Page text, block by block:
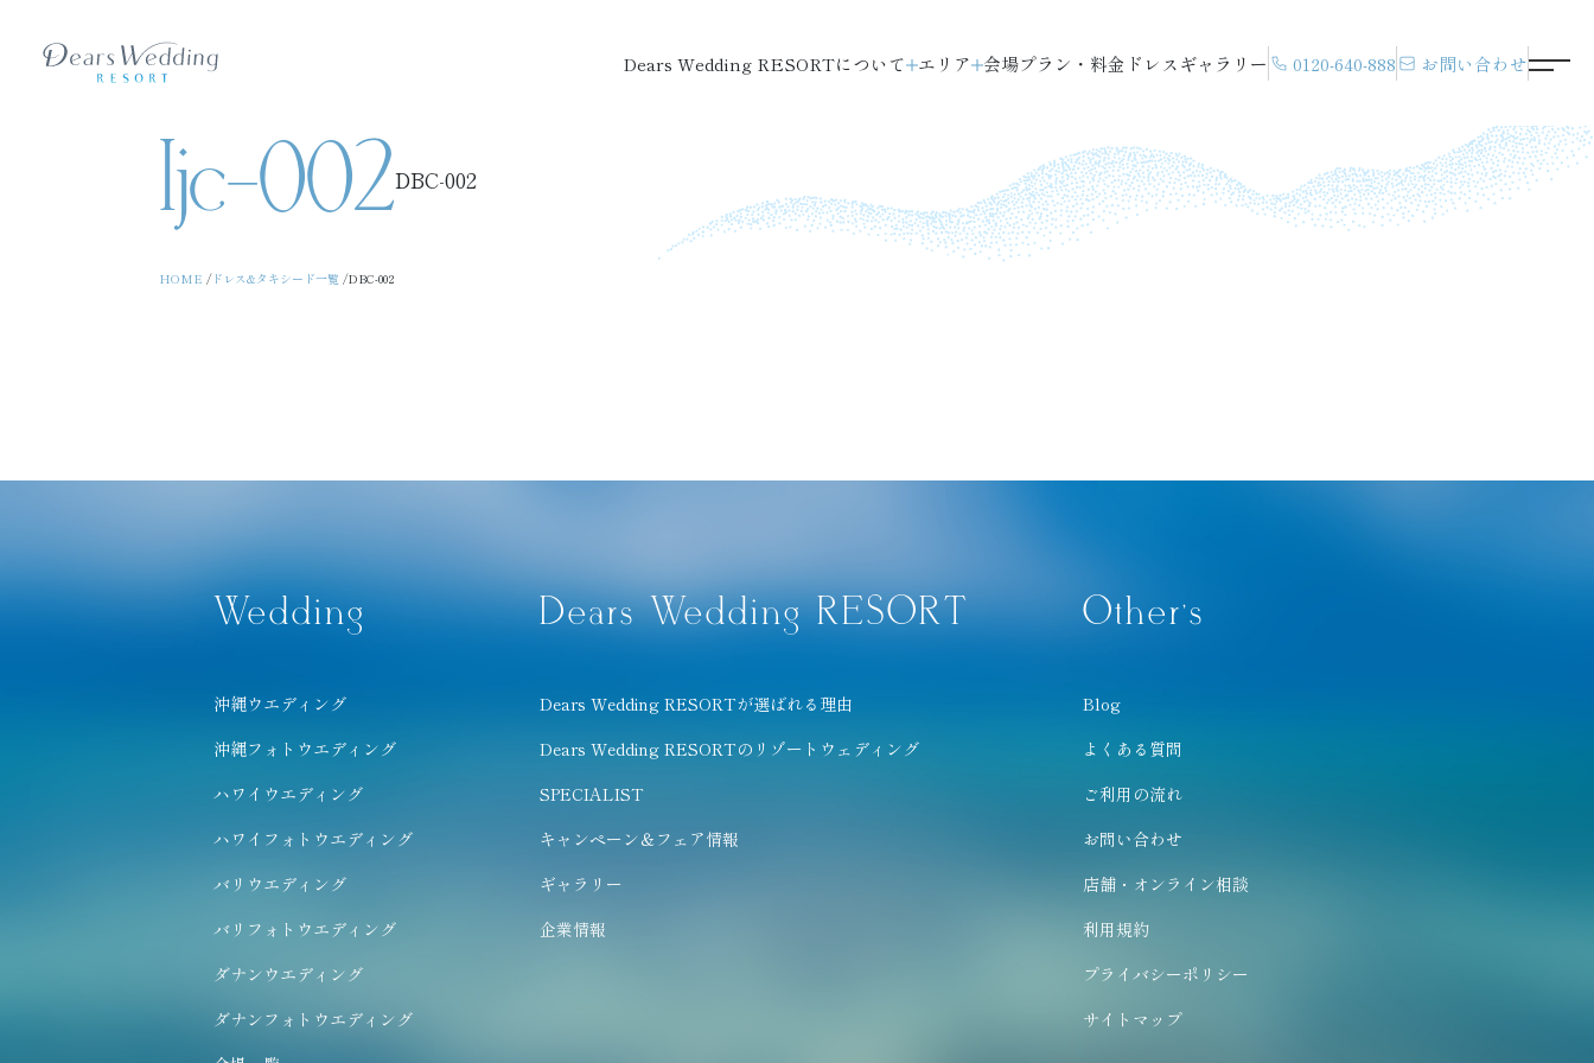
Dears Wedding RESORTについて エリア 会場プラン・料金 ドレスギャラリー 0120-640-888 お問い合わせ
Ijc-002DBC-002
HOME ドレス&タキシード一覧 DBC-002
Wedding
沖縄ウエディング
沖縄フォトウエディング
ハワイウエディング
ハワイフォトウエディング
バリウエディング
バリフォトウエディング
ダナンウエディング
ダナンフォトウエディング
Dears Wedding RESORT
Dears Wedding RESORTが選ばれる理由
Dears Wedding RESORTのリゾートウェディング
SPECIALIST
キャンペーン＆フェア情報
ギャラリー
企業情報
Other’s
Blog
よくある質問
ご利用の流れ
お問い合わせ
店舗・オンライン相談
利用規約
プライバシーポリシー
サイトマップ